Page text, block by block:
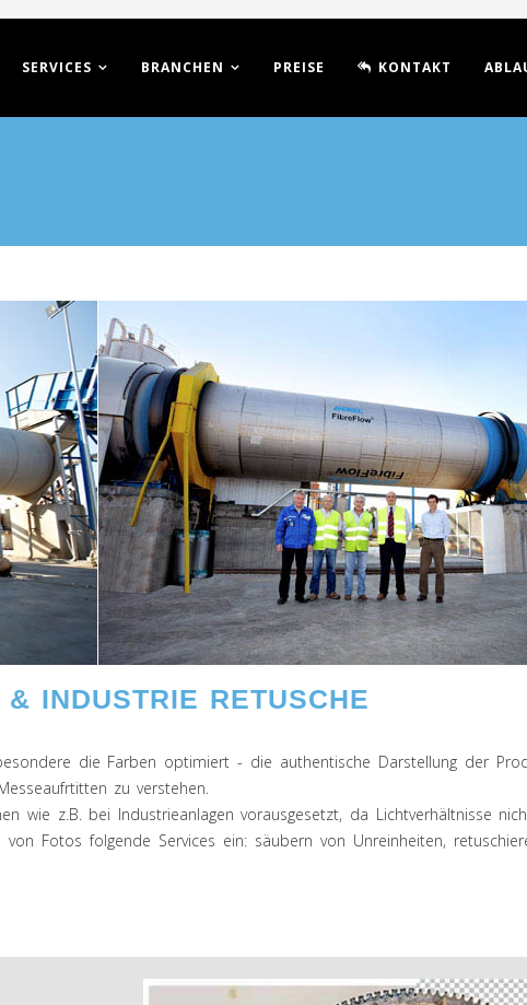
SERVICES BRANCHEN PREISE KONTAKT
INDUSTRIE RETUSCHE
die Farben optimiert - die authentische Darstellung der
zu verstehen.
wie z.B. bei Industrieanlagen vorausgesetzt, da Lichtverhältnisse
Fotos folgende Services ein: säubern von Unreinheiten,